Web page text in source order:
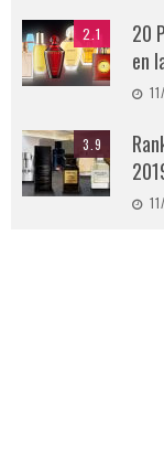
2.1
20
en
3.9